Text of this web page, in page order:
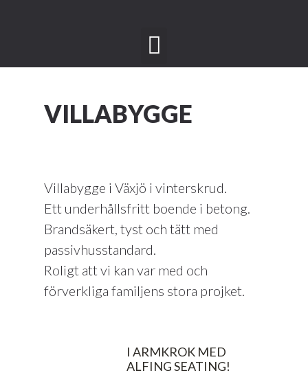
VILLABYGGE
Villabygge i Växjö i vinterskrud.
Ett underhållsfritt boende i betong.
Brandsäkert, tyst och tätt med
passivhusstandard.
Roligt att vi kan var med och
förverkliga familjens stora projket.
I ARMKROK MED
ALFING SEATING!